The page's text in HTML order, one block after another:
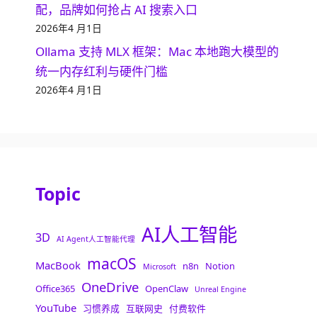
配，品牌如何抢占 AI 搜索入口
2026年4 月1日
Ollama 支持 MLX 框架：Mac 本地跑大模型的
统一内存红利与硬件门槛
2026年4 月1日
Topic
3D AI Agent人工智能代理 AI人工智能
MacBook macOS Microsoft n8n
Notion
Office365 OneDrive OpenClaw Unreal Engine
YouTube 习惯养成 互联网史 付费软件